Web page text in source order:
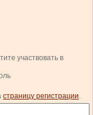
участвовать в
страницу регистрации.